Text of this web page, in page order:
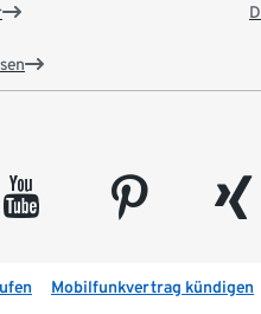
youtube pinterest xing
Mobilfunkvertrag kündigen